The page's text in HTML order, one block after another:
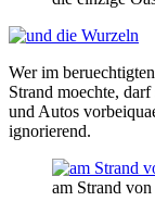
Wer im
Strand moechte,
und Autos
ignorierend.
am Strand